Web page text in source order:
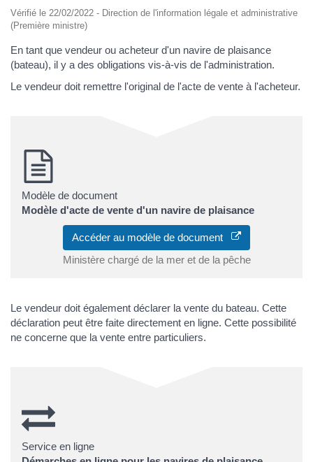
Vérifié le 22/02/2022 - Direction de l'information légale et administrative
(Première ministre)
En tant que vendeur ou acheteur d'un navire de plaisance
(bateau), il y a des obligations vis-à-vis de l'administration.
Le vendeur doit remettre l'original de l'acte de vente à l'acheteur.
Modèle de document
Modèle d'acte de vente d'un navire de plaisance
Accéder au modèle de document
Ministère chargé de la mer et de la pêche
Le vendeur doit également déclarer la vente du bateau. Cette
déclaration peut être faite directement en ligne. Cette possibilité
ne concerne que la vente entre particuliers.
Service en ligne